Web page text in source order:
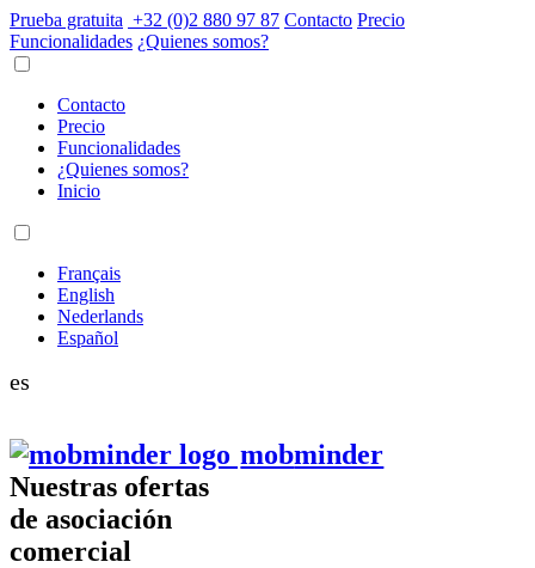
Prueba gratuita +32 (0)2 880 97 87 Contacto Precio
Funcionalidades ¿Quienes somos?
Contacto
Precio
Funcionalidades
¿Quienes somos?
Inicio
Français
English
Nederlands
Español
es
mobminder
Nuestras ofertas
de asociación
comercial